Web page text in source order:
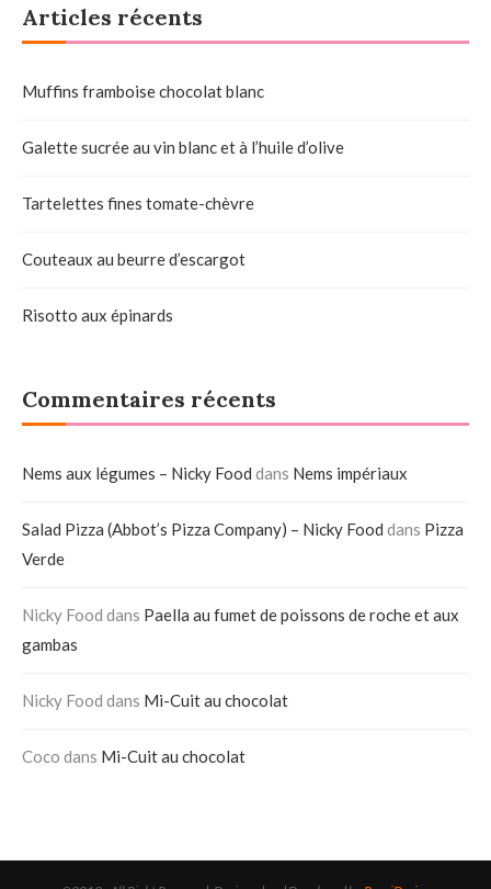
Articles récents
Muffins framboise chocolat blanc
Galette sucrée au vin blanc et à l’huile d’olive
Tartelettes fines tomate-chèvre
Couteaux au beurre d’escargot
Risotto aux épinards
Commentaires récents
Nems aux légumes – Nicky Food dans Nems impériaux
Salad Pizza (Abbot’s Pizza Company) – Nicky Food dans Pizza
Verde
Nicky Food dans Paella au fumet de poissons de roche et aux
gambas
Nicky Food dans Mi-Cuit au chocolat
Coco dans Mi-Cuit au chocolat